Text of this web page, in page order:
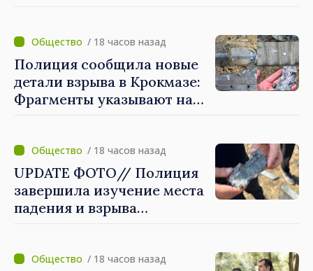
/ 18 часов назад
Полиция сообщила новые
детали взрыва в Крокмазе:
Фрагменты указывают на
/ 18 часов назад
UPDATE ФОТО// Полиция
завершила изучение места
падения и взрыва
"ракета-дрон"/ 18 часов назад